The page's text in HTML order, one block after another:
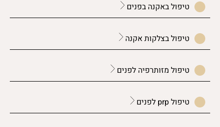
טיפול באקנה בפנים
טיפול בצלקות אקנה
טיפול מזותרפיה לפנים
טיפול prp לפנים